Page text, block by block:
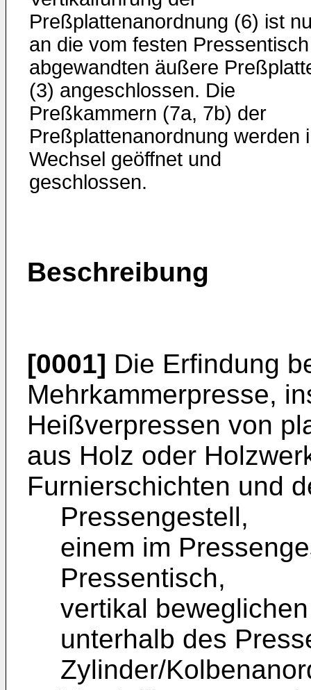
Preßplattenanordnung (6) ist
an die vom festen Pressentisch
abgewandten äußere
(3) angeschlossen. Die
Preßkammern (7a, 7b) der
Preßplattenanordnung werden
Wechsel geöffnet und
geschlossen.
Beschreibung
[0001] Die Erfindung
Mehrkammerpresse,
Heißverpressen von
aus Holz oder
Furnierschichten und
Pressengestell,
einem im
Pressentisch,
vertikal
unterhalb des
Zylinder/